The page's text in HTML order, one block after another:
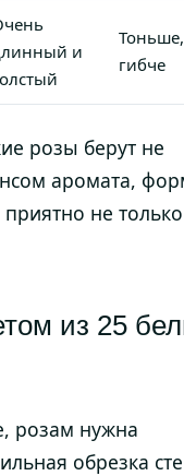
и
Тоньше,
гибче
розы берут не
аромата,
не только
из 25
розам нужна
обрезка